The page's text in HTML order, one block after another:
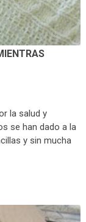
la salud y
se han dado a la
y sin mucha